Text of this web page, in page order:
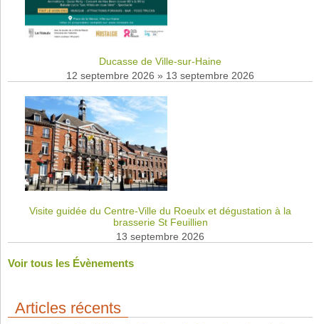
Ducasse de Ville-sur-Haine
12 septembre 2026 » 13 septembre 2026
Visite guidée du Centre-Ville du Roeulx et dégustation à la
brasserie St Feuillien
13 septembre 2026
Voir tous les Évènements
Articles récents